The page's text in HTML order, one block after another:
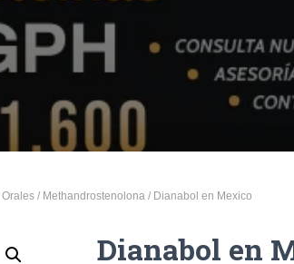
Orales / Methandrostenolona / Dianabol en Mexico
Dianabol en